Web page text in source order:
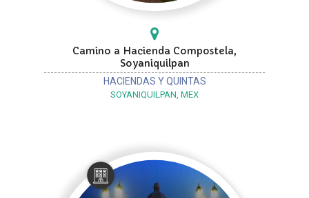
Camino a Hacienda Compostela,
Soyaniquilpan
HACIENDAS Y QUINTAS
SOYANIQUILPAN, MEX